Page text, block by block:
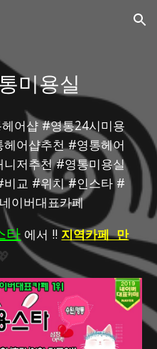
Skip to navigation
미용실
어샵 #영통24시미용
어샵추천 #영통헤어
저추천 #영통미용실
교 #위치 #인스타 #
이버대표카페
타 에서 !! 지역카페  만